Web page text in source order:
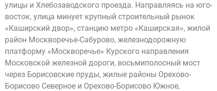
улицы и Хлебозаводского проезда. Направляясь на юго-
восток, улица минует крупный строительный рынок
«Каширский двор», станцию метро «Каширская», жилой
район Москворечье-Сабурово, железнодорожную
платформу «Москворечье» Курского направления
Московской железной дороги, восьмиполосный мост
через Борисовские пруды, жилые районы Орехово-
Борисово Северное и Орехово-Борисово Южное,